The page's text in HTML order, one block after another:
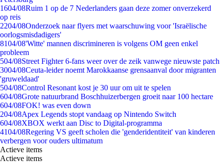
1604/08Ruim 1 op de 7 Nederlanders gaan deze zomer onverzekerd
op reis
2204/08Onderzoek naar flyers met waarschuwing voor 'Israëlische
oorlogsmisdadigers'
8104/08'Witte' mannen discrimineren is volgens OM geen enkel
probleem
504/08Street Fighter 6-fans weer over de zeik vanwege nieuwste patch
3004/08Ceuta-leider noemt Marokkaanse grensaanval door migranten
'gruweldaad'
504/08Control Resonant kost je 30 uur om uit te spelen
604/08Grote natuurbrand Boschhuizerbergen groeit naar 100 hectare
604/08FOK! was even down
204/08Apex Legends stopt vandaag op Nintendo Switch
604/08XBOX werkt aan Disc to Digital-programma
4104/08Regering VS geeft scholen die 'genderidentiteit' van kinderen
verbergen voor ouders ultimatum
Actieve items
Actieve items